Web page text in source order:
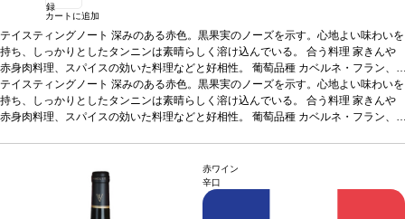
録
カートに追加
テイスティングノート 深みのある赤色。黒果実のノーズを示す。心地よい味わいを
持ち、しっかりとしたタンニンは素晴らしく溶け込んでいる。 合う料理 家きんや
赤身肉料理、スパイスの効いた料理などと好相性。 葡萄品種 カベルネ・フラン、
メルロー、タナ*本ヴィンテージが在庫切れの場合、在庫があり価格が同様の場合
は自動的に次のヴィンテージに変更されます、ご了承ください。
テイスティングノート 深みのある赤色。黒果実のノーズを示す。心地よい味わいを
持ち、しっかりとしたタンニンは素晴らしく溶け込んでいる。 合う料理 家きんや
赤身肉料理、スパイスの効いた料理などと好相性。 葡萄品種 カベルネ・フラン、
赤ワイン
辛口